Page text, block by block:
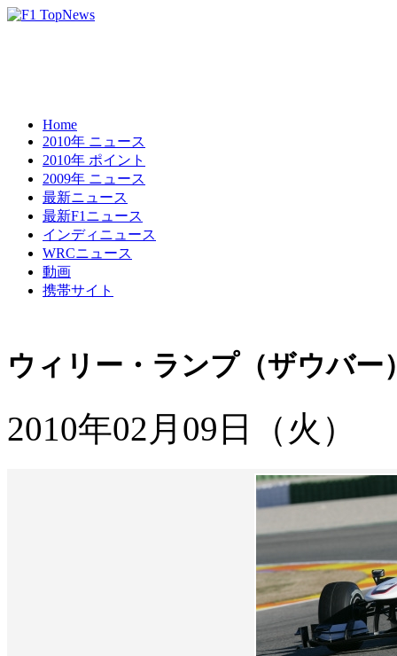
Home
2010年 ニュース
2010年 ポイント
2009年 ニュース
最新ニュース
最新F1ニュース
インディニュース
WRCニュース
動画
携帯サイト
ウィリー・ランプ（ザウバー
2010年02月09日（火）